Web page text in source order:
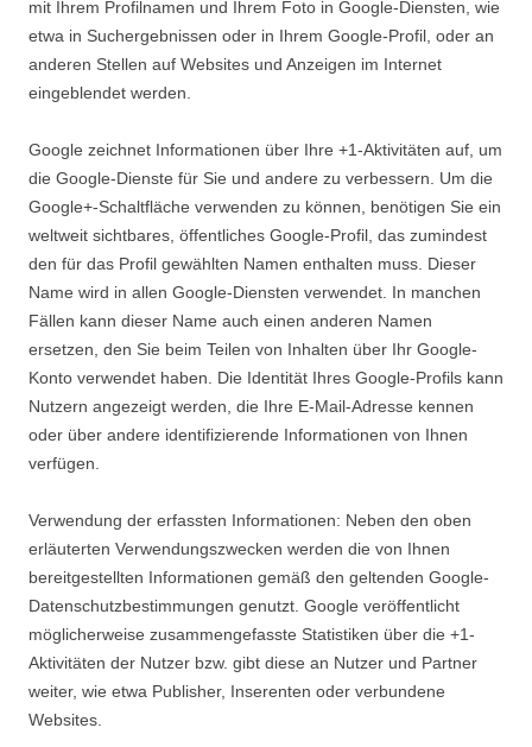
mit Ihrem Profilnamen und Ihrem Foto in Google-Diensten, wie
etwa in Suchergebnissen oder in Ihrem Google-Profil, oder an
anderen Stellen auf Websites und Anzeigen im Internet
eingeblendet werden.
Google zeichnet Informationen über Ihre +1-Aktivitäten auf, um
die Google-Dienste für Sie und andere zu verbessern. Um die
Google+-Schaltfläche verwenden zu können, benötigen Sie ein
weltweit sichtbares, öffentliches Google-Profil, das zumindest
den für das Profil gewählten Namen enthalten muss. Dieser
Name wird in allen Google-Diensten verwendet. In manchen
Fällen kann dieser Name auch einen anderen Namen
ersetzen, den Sie beim Teilen von Inhalten über Ihr Google-
Konto verwendet haben. Die Identität Ihres Google-Profils kann
Nutzern angezeigt werden, die Ihre E-Mail-Adresse kennen
oder über andere identifizierende Informationen von Ihnen
verfügen.
Verwendung der erfassten Informationen: Neben den oben
erläuterten Verwendungszwecken werden die von Ihnen
bereitgestellten Informationen gemäß den geltenden Google-
Datenschutzbestimmungen genutzt. Google veröffentlicht
möglicherweise zusammengefasste Statistiken über die +1-
Aktivitäten der Nutzer bzw. gibt diese an Nutzer und Partner
weiter, wie etwa Publisher, Inserenten oder verbundene
Websites.